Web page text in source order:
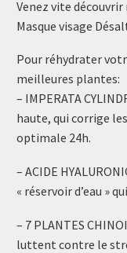
Venez vite
Masque visage
Pour réhydrater
meilleures plantes:
– IMPERATA
haute, qui corrige
optimale 24h.
– ACIDE
« réservoir d’eau »
– 7 PLANTES
luttent contre le